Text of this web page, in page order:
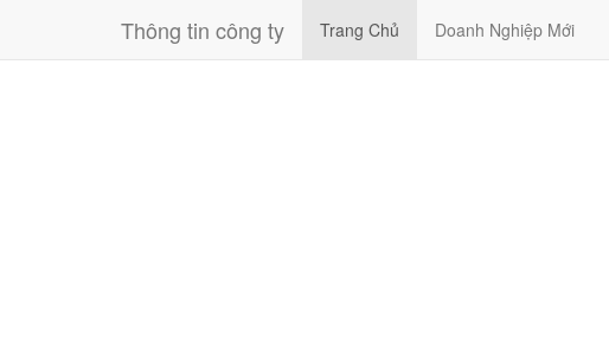
Thông tin công ty Trang Chủ Doanh Nghiệp Mới